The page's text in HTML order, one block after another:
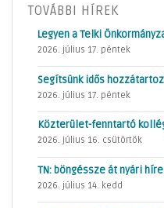
TOVÁBBI HÍREK
Legyen a Telki
2026. július 17. péntek
Segítsünk idős
2026. július 17. péntek
Közterület-fenntartó
2026. július 16. csütörtök
TN: böngéssze át nyári
2026. július 14. kedd